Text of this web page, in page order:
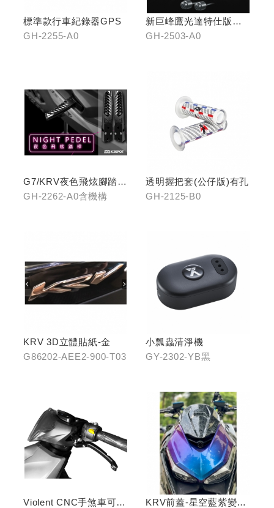
標準款行車紀錄器GPS
GH-2255-A0
新巨峰鷹光達特仕版行
車紀錄器
GH-2503-A0
G7/KRV夜色飛炫腳踏
(含機構LHJ8)
GH-2262-A0含機構
透明握把套(公仔版)有孔
GH-2125-B0
KRV 3D立體貼紙-金
G86202-AEE2-900-T03
小瓢蟲清淨機
GY-2302-YB黑
Violent CNC手煞車可調 KRV前蓋-星空藍紫變色